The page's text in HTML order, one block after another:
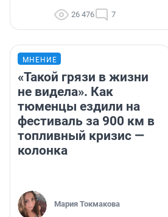
26 476 7
МНЕНИЕ
«Такой грязи в жизни
не видела». Как
тюменцы ездили на
фестиваль за 900 км в
топливный кризис —
колонка
Мария Токмакова